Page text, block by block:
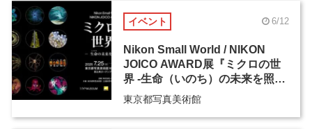
イベント 6/12
Nikon Small World / NIKON
JOICO AWARD展『ミクロの世
界 -生命（いのち）の未来を照ら
す-』
東京都写真美術館